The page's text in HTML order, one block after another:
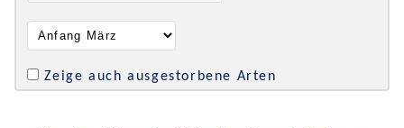
Zeige auch ausgestorbene Arten